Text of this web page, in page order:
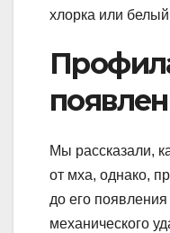
хлорка или
Мы рассказали,
от мха, однако,
до его
механического